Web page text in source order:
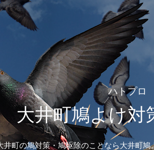
ハトプロ
大井町鳩よけ対
井町の鳩対策・鳩駆除のことなら大井町